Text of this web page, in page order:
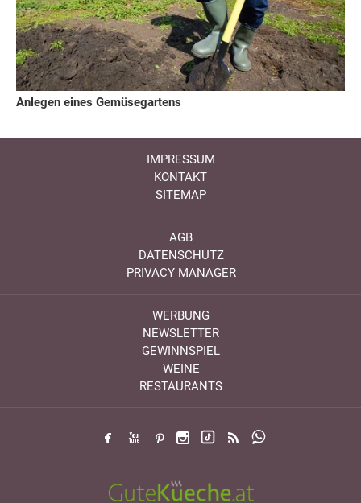
Anlegen eines Gemüsegartens
IMPRESSUM
KONTAKT
SITEMAP
AGB
DATENSCHUTZ
PRIVACY MANAGER
WERBUNG
NEWSLETTER
GEWINNSPIEL
WEINE
RESTAURANTS